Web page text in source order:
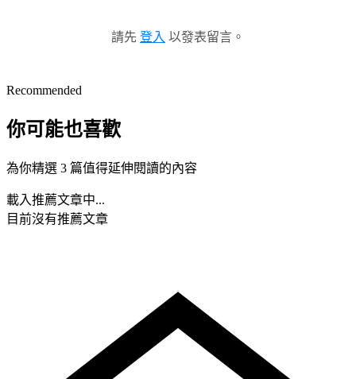
請先 登入 以發表留言。
Recommended
你可能也喜歡
為你精選 3 篇值得延伸閱讀的內容
載入推薦文章中...
目前沒有推薦文章